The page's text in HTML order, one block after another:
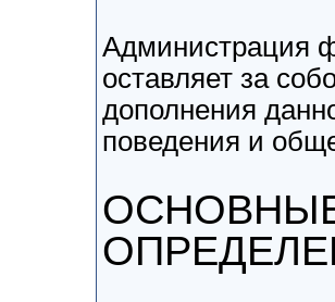
Администрация
оставляет за
дополнения
поведения и